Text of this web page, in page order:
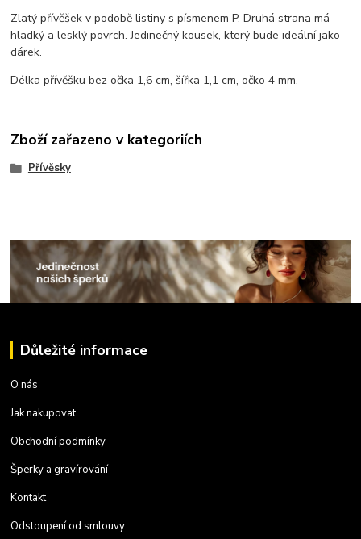
Zlatý přívěšek v podobě listiny s písmenem P. Druhá strana má
hladký a lesklý povrch. Jedinečný kousek, který bude ideální jako
dárek.
Délka přívěšku bez očka 1,6 cm, šířka 1,1 cm, očko 4 mm.
Zboží zařazeno v kategoriích
Přívěsky
Důležité informace
O nás
Jak nakupovat
Obchodní podmínky
Šperky a gravírování
Kontakt
Odstoupení od smlouvy